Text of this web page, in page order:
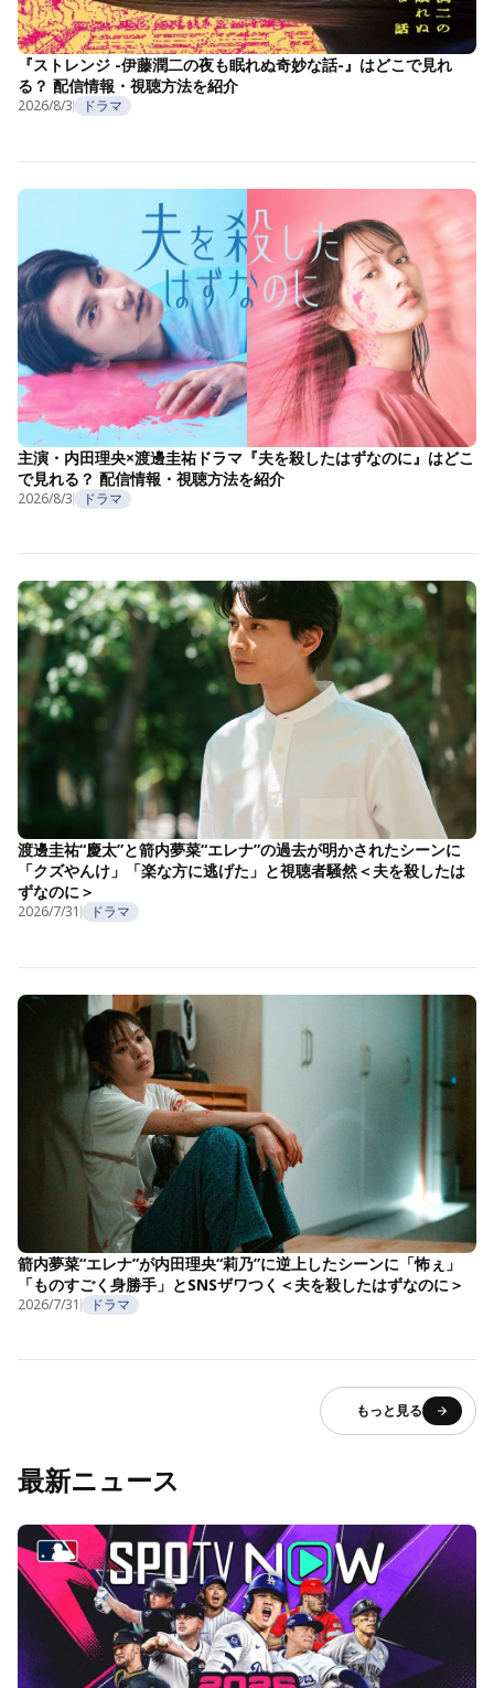
『ストレンジ -伊藤潤二の夜も眠れぬ奇妙な話-』はどこで見れ
る？ 配信情報・視聴方法を紹介
2026/8/3 ドラマ
主演・内田理央×渡邊圭祐ドラマ『夫を殺したはずなのに』はどこ
で見れる？ 配信情報・視聴方法を紹介
2026/8/3 ドラマ
渡邊圭祐“慶太”と箭内夢菜“エレナ”の過去が明かされたシーンに
「クズやんけ」「楽な方に逃げた」と視聴者騒然＜夫を殺したは
ずなのに＞
2026/7/31 ドラマ
箭内夢菜“エレナ”が内田理央“莉乃”に逆上したシーンに「怖ぇ」
「ものすごく身勝手」とSNSザワつく＜夫を殺したはずなのに＞
2026/7/31 ドラマ
もっと見る
最新ニュース